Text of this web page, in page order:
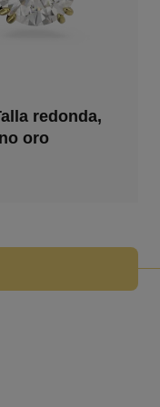
redonda,
oro